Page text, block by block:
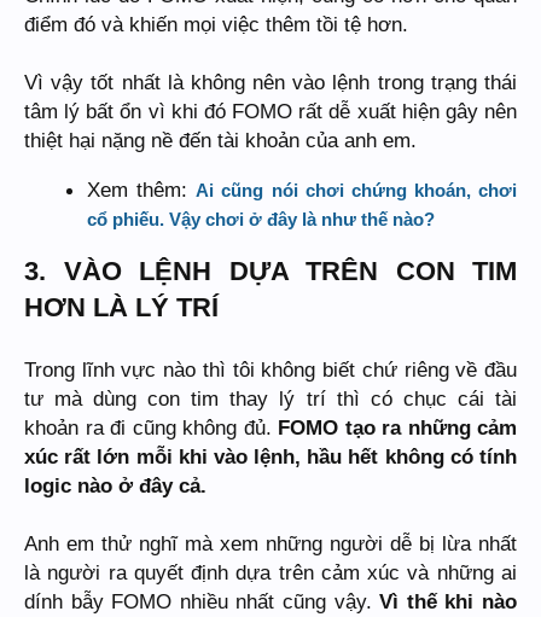
điểm đó và khiến mọi việc thêm tồi tệ hơn.
Vì vậy tốt nhất là không nên vào lệnh trong trạng thái
tâm lý bất ổn vì khi đó FOMO rất dễ xuất hiện gây nên
thiệt hại nặng nề đến tài khoản của anh em.
Xem thêm:Ai cũng nói chơi chứng khoán, chơi
cổ phiếu. Vậy chơi ở đây là như thế nào?
3. VÀO LỆNH DỰA TRÊN CON TIM
HƠN LÀ LÝ TRÍ
Trong lĩnh vực nào thì tôi không biết chứ riêng về đầu
tư mà dùng con tim thay lý trí thì có chục cái tài
khoản ra đi cũng không đủ. FOMO tạo ra những cảm
xúc rất lớn mỗi khi vào lệnh, hầu hết không có tính
logic nào ở đây cả.
Anh em thử nghĩ mà xem những người dễ bị lừa nhất
là người ra quyết định dựa trên cảm xúc và những ai
dính bẫy FOMO nhiều nhất cũng vậy.Vì thế khi nào